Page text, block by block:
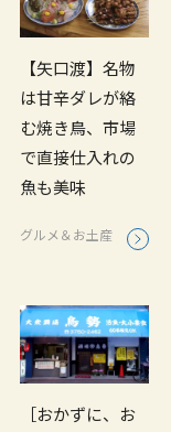
【矢口渡】名物
は甘辛ダレが絡
む焼き鳥、市場
で直接仕入れの
魚も美味
グルメ＆お土産
［おかずに、お